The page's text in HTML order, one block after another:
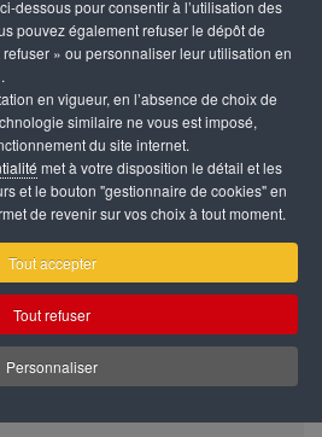
dessous pour consentir à l’utilisation des
pouvez également refuser le dépôt de
» ou personnaliser leur utilisation en
en vigueur, en l’absence de choix de
similaire ne vous est imposé,
du site internet.
met à votre disposition le détail et les
et le bouton "gestionnaire de cookies" en
de revenir sur vos choix à tout moment.
Tout accepter
Tout refuser
Personnaliser